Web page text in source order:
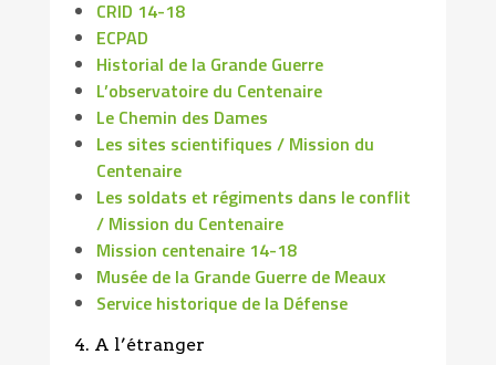
CRID 14-18
ECPAD
Historial de la Grande Guerre
L’observatoire du Centenaire
Le Chemin des Dames
Les sites scientifiques / Mission du
Centenaire
Les soldats et régiments dans le conflit
/ Mission du Centenaire
Mission centenaire 14-18
Musée de la Grande Guerre de Meaux
Service historique de la Défense
4. A l’étranger